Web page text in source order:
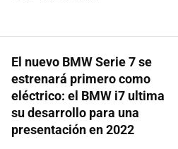
El nuevo BMW Serie 7 se
estrenará primero como
eléctrico: el BMW i7 ultima
su desarrollo para una
presentación en 2022